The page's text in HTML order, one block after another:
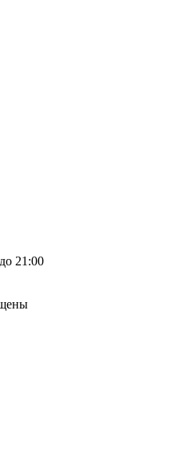
21:00